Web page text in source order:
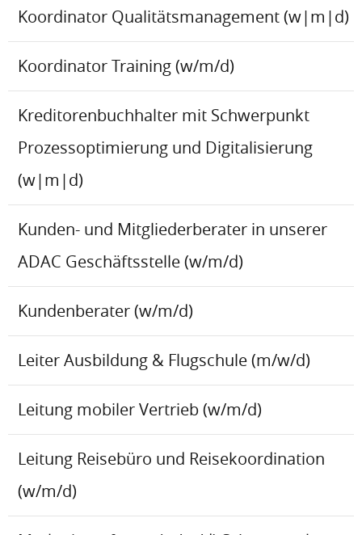
Koordinator Qualitätsmanagement (w|m|d)
Koordinator Training (w/m/d)
Kreditorenbuchhalter mit Schwerpunkt
Prozessoptimierung und Digitalisierung
(w|m|d)
Kunden- und Mitgliederberater in unserer
ADAC Geschäftsstelle (w/m/d)
Kundenberater (w/m/d)
Leiter Ausbildung & Flugschule (m/w/d)
Leitung mobiler Vertrieb (w/m/d)
Leitung Reisebüro und Reisekoordination
(w/m/d)